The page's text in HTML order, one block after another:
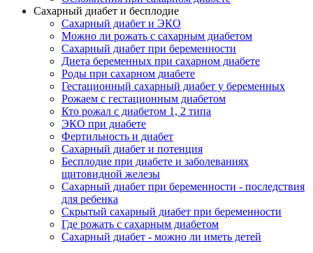
Сахарный диабет и бесплодие
Сахарный диабет и ЭКО
Можно ли рожать с сахарным диабетом
Сахарный диабет при беременности
Диета беременных при сахарном диабете
Роды при сахарном диабете
Гестационный сахарный диабет у беременных
Рожаем с гестационным диабетом
Кто рожал с диабетом 1, 2 типа
ЭКО при диабете
Фертильность и диабет
Сахарный диабет и потенция
Бесплодие при диабете и заболеваниях
щитовидной железы
Сахарный диабет при беременности - последствия
для ребенка
Скрытый сахарный диабет при беременности
Где рожать с сахарным диабетом
Сахарный диабет - можно ли иметь детей